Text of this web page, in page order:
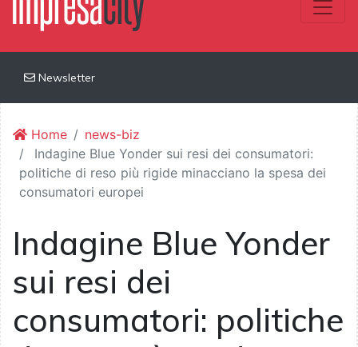
Newsletter
Home
news-biz
Indagine Blue Yonder sui resi dei consumatori:
politiche di reso più rigide minacciano la spesa dei
consumatori europei
Indagine Blue Yonder
sui resi dei
consumatori: politiche